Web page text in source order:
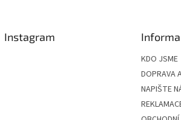
Instagram
KDO JSME
DOPRAVA
NAPIŠTE